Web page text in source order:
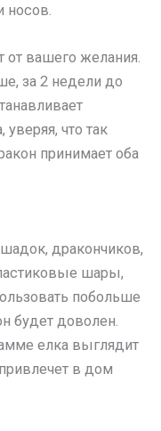
носов.
от вашего желания.
за 2 недели до
что так
принимает оба
дракончиков,
шары,
побольше
будет доволен.
елка выглядит
в дом